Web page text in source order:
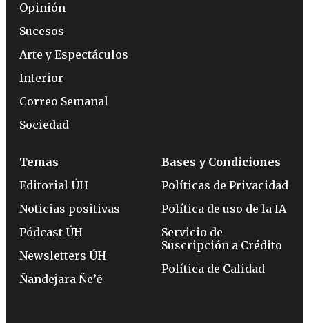
Opinión
Sucesos
Arte y Espectáculos
Interior
Correo Semanal
Sociedad
Temas
Editorial ÚH
Noticias positivas
Pódcast ÚH
Newsletters ÚH
Ñandejara Ñe’ẽ
Bases y Condiciones
Políticas de Privacidad
Política de uso de la IA
Servicio de
Suscripción a Crédito
Política de Calidad